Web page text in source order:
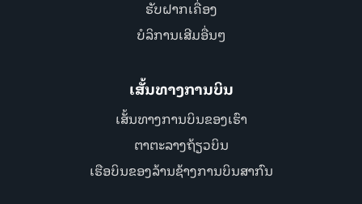
ຮັບຝາກເຄື່ອງ
ບໍລິການເສີມອື່ນໆ
ເສັ້ນທາງການບິນ
ເສັ້ນທາງການບິນຂອງເຮົາ
ຕາຕະລາງຖ້ຽວບິນ
ເຮືອບິນຂອງລ້ານຊ້າງການບິນສາກົນ